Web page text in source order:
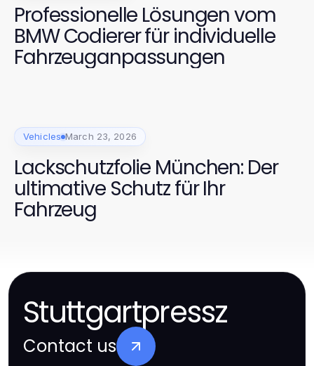
Professionelle Lösungen vom
BMW Codierer für individuelle
Fahrzeuganpassungen
Vehicles March 23, 2026
Lackschutzfolie München: Der
ultimative Schutz für Ihr
Fahrzeug
Stuttgartpressz
Contact us